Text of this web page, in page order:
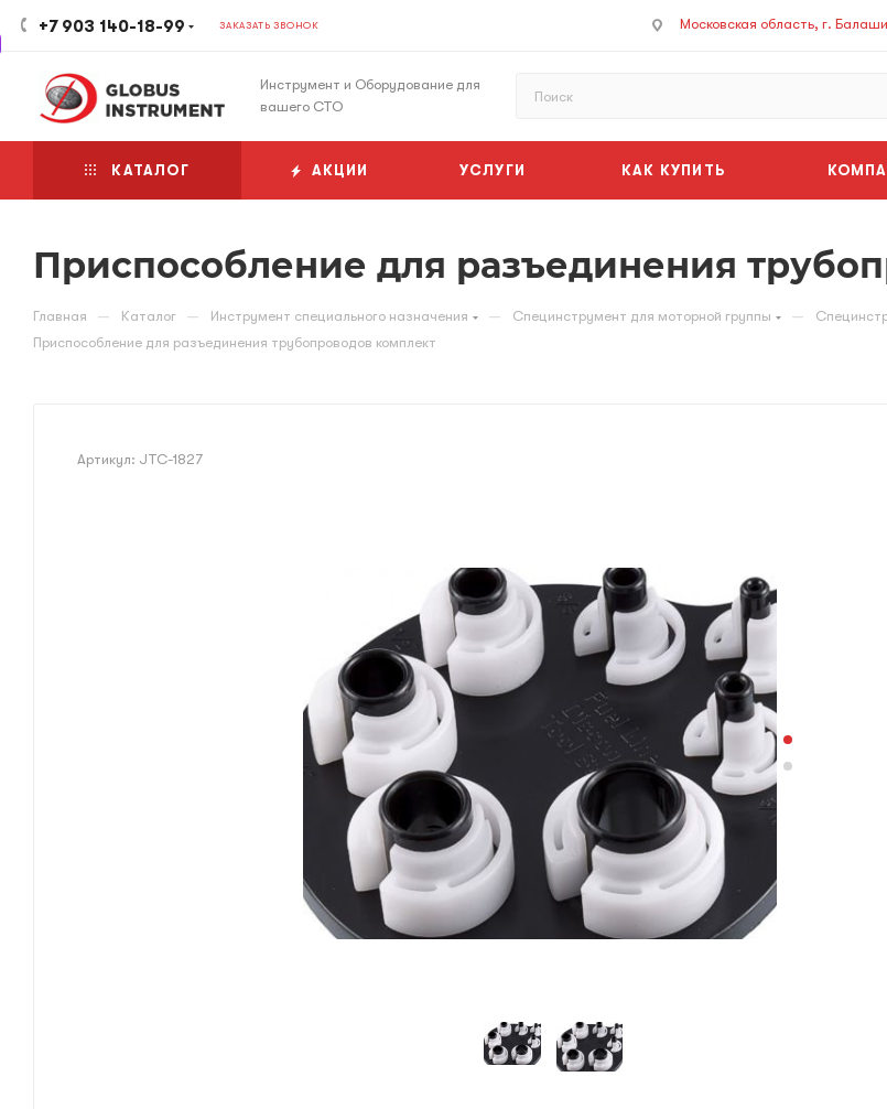
+7 903 140-18-99 ЗАКАЗАТЬ ЗВОНОК Московская область, г.
Инструмент и Оборудование для
вашего СТО
КАТАЛОГ АКЦИИ УСЛУГИ КАК КУПИТЬ
Приспособление для разъединения
Главная — Каталог — Инструмент специального назначения — Специнструмент для моторной группы —
Приспособление для разъединения трубопроводов комплект
Артикул: JTC-1827